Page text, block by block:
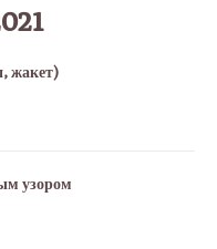
жакет)
узором